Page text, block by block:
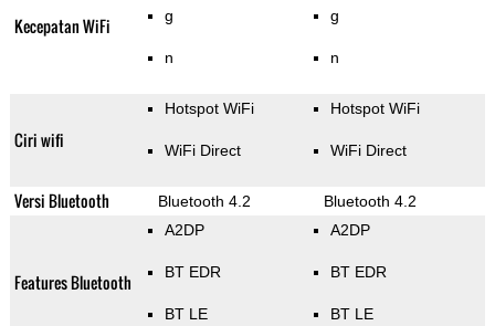
Kecepatan WiFi g
n
g
n
Ciri wifi
Hotspot WiFi
WiFi Direct
Hotspot WiFi
WiFi Direct
Versi Bluetooth Bluetooth 4.2 Bluetooth 4.2
Features Bluetooth
A2DP
BT EDR
BT LE
A2DP
BT EDR
BT LE